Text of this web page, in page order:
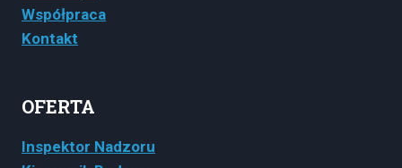
Współpraca
Kontakt
OFERTA
Inspektor Nadzoru